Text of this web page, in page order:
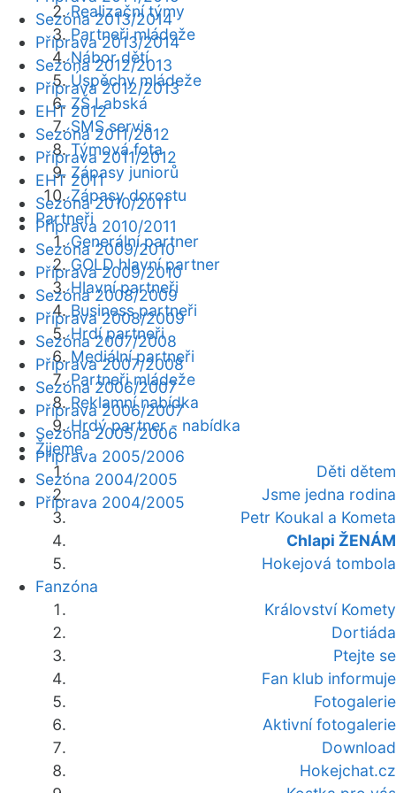
Realizační týmy
Partneři mládeže
Nábor dětí
Úspěchy mládeže
ZŠ Labská
SMS servis
Týmová fota
Zápasy juniorů
Zápasy dorostu
Partneři
Generální partner
GOLD hlavní partner
Hlavní partneři
Business partneři
Hrdí partneři
Mediální partneři
Partneři mládeže
Reklamní nabídka
Hrdý partner - nabídka
Žijeme
Děti dětem
Jsme jedna rodina
Petr Koukal a Kometa
Chlapi ŽENÁM
Hokejová tombola
Fanzóna
Království Komety
Dortiáda
Ptejte se
Fan klub informuje
Fotogalerie
Aktivní fotogalerie
Download
Hokejchat.cz
Sezóna 2013/2014
Příprava 2013/2014
Sezóna 2012/2013
Příprava 2012/2013
EHT 2012
Sezóna 2011/2012
Příprava 2011/2012
EHT 2011
Sezóna 2010/2011
Příprava 2010/2011
Sezóna 2009/2010
Příprava 2009/2010
Sezóna 2008/2009
Příprava 2008/2009
Sezóna 2007/2008
Příprava 2007/2008
Sezóna 2006/2007
Příprava 2006/2007
Sezóna 2005/2006
Příprava 2005/2006
Sezóna 2004/2005
Příprava 2004/2005